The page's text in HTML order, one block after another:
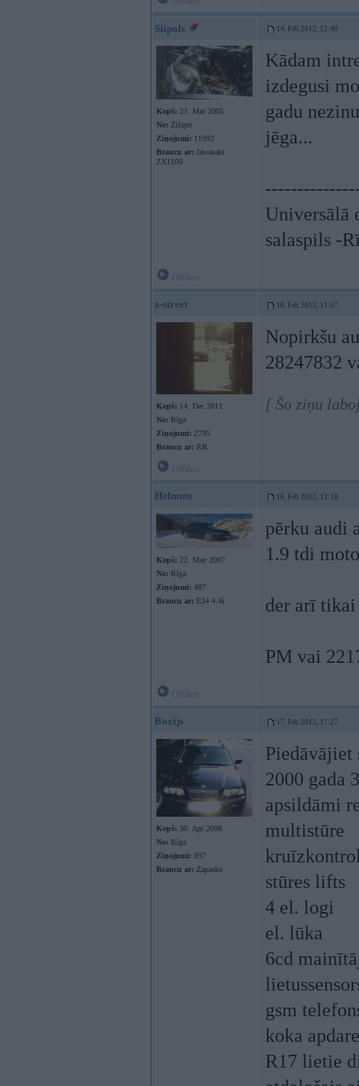
Siipols 14. Feb 2012, 12:40
Kopš: 23. Mar 2005
No: Zilupe
Ziņojumi: 11992
Braucu ar: Jawasaki
ZX1100
Kādam
izdegusi
gadu
jēga...
Universālā
salaspils -
z-street 16. Feb 2012, 11:57
Kopš: 14. Dec 2011
No: Rīga
Ziņojumi: 2735
Braucu ar: RR
Nopirkšu
28247832
[ Šo ziņu
Helmuts 16. Feb 2012, 13:18
Kopš: 22. May 2007
No: Rīga
Ziņojumi: 487
Braucu ar: E34 4.4i
pērku audi
1.9 tdi
der arī
PM vai
Boxijs 17. Feb 2012, 17:27
Kopš: 30. Apr 2008
No: Rīga
Ziņojumi: 897
Braucu ar: Zapasku
Piedāvājiet
2000 gada
apsildāmi
multistūre
stūres lifts
4 el. logi
el. lūka
6cd
gsm
koka apdare
R17 lietie